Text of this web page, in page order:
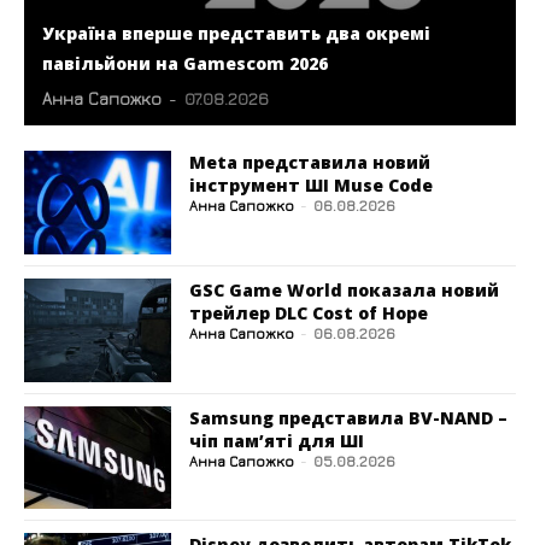
Україна вперше представить два окремі
павільйони на Gamescom 2026
Анна Сапожко - 07.08.2026
Meta представила новий
інструмент ШІ Muse Code
Анна Сапожко - 06.08.2026
GSC Game World показала новий
трейлер DLC Cost of Hope
Анна Сапожко - 06.08.2026
Samsung представила BV-NAND –
чіп пам’яті для ШІ
Анна Сапожко - 05.08.2026